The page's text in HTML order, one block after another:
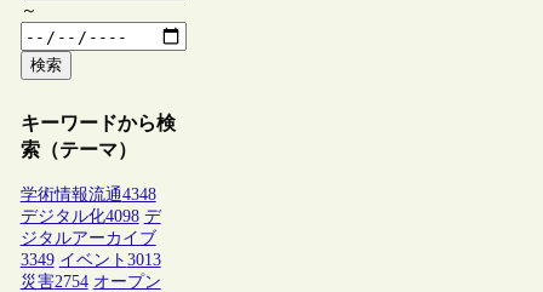
～
検索
キーワードから検
索（テーマ）
学術情報流通4348
デジタル化4098 デ
ジタルアーカイブ
3349 イベント 3013
災害2754 オープン